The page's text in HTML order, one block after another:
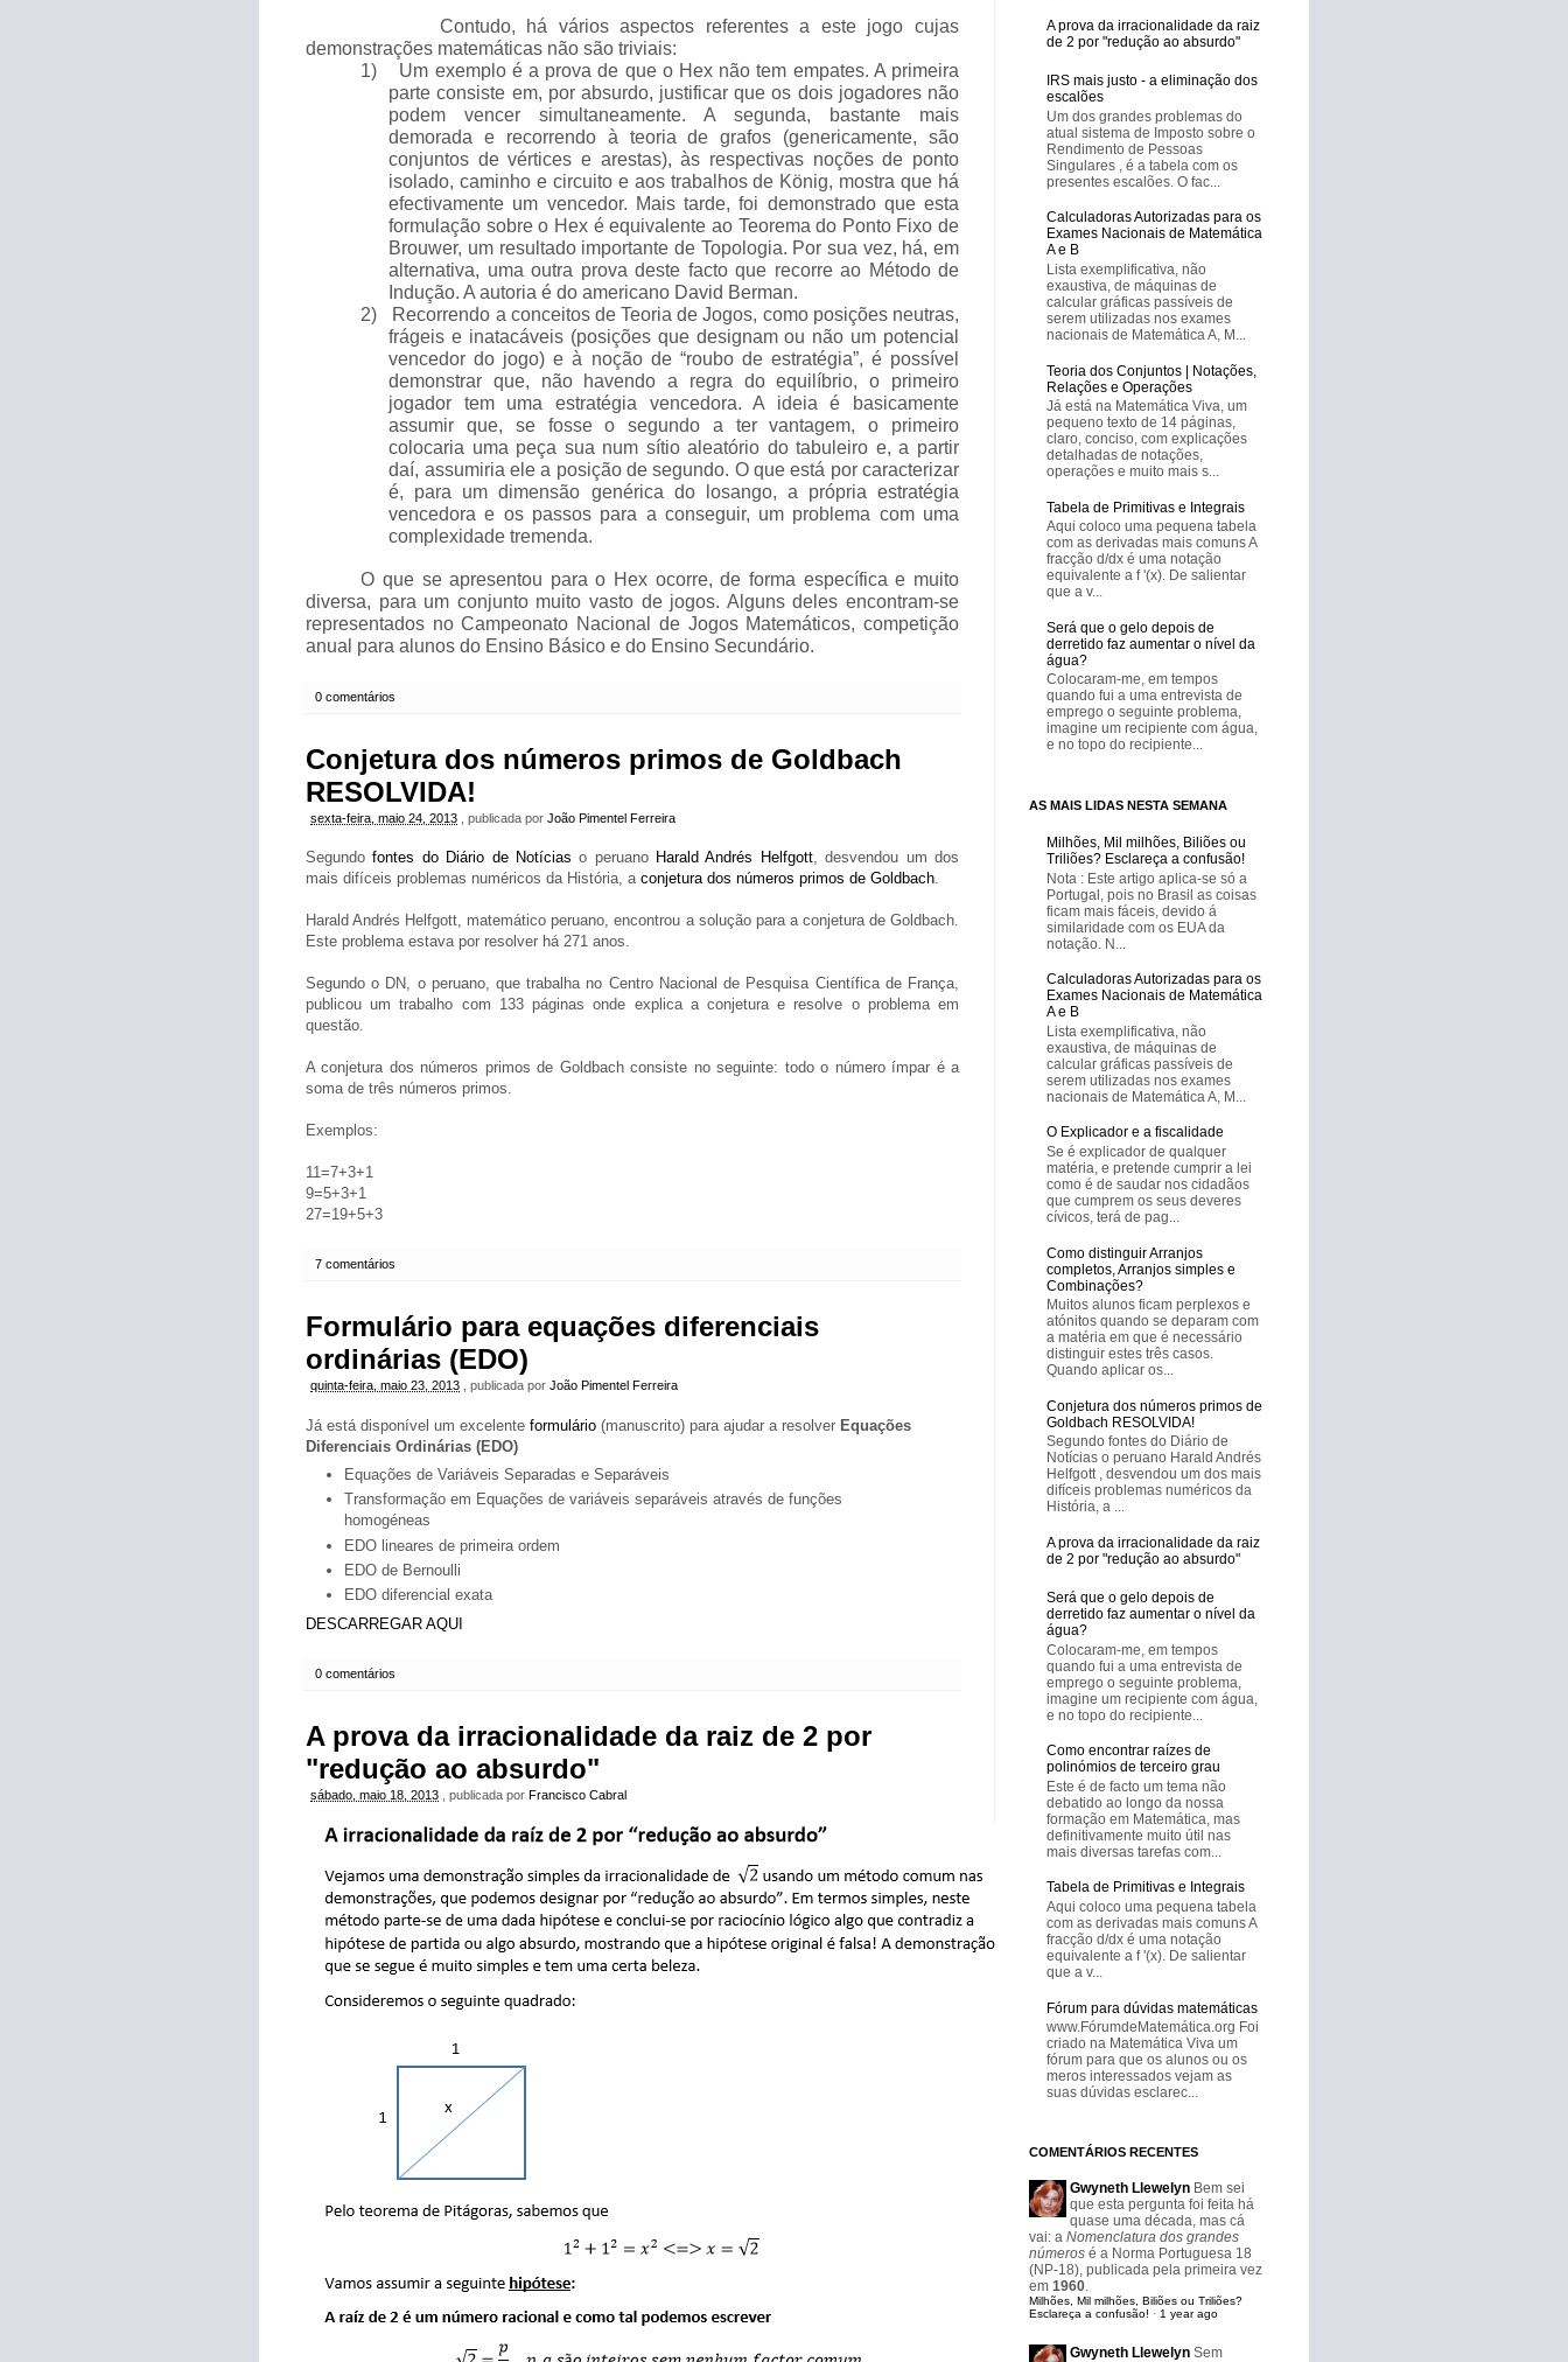
Contudo, há vários aspectos referentes a este jogo cujas
demonstrações matemáticas não são triviais:
1)
Um exemplo é a prova de que o Hex não tem empates. A primeira
parte consiste em, por absurdo, justificar que os dois jogadores não
podem vencer simultaneamente. A segunda, bastante mais
demorada e recorrendo à teoria de grafos (genericamente, são
conjuntos de vértices e arestas), às respectivas noções de ponto
isolado, caminho e circuito e aos trabalhos de König, mostra que há
efectivamente um vencedor. Mais tarde, foi demonstrado que esta
formulação sobre o Hex é equivalente ao Teorema do Ponto Fixo de
Brouwer, um resultado importante de Topologia. Por sua vez, há, em
alternativa, uma outra prova deste facto que recorre ao Método de
Indução. A autoria é do americano David Berman.
2)
Recorrendo a conceitos de Teoria de Jogos, como posições neutras,
frágeis e inatacáveis (posições que designam ou não um potencial
vencedor do jogo) e à noção de “roubo de estratégia”, é possível
demonstrar que, não havendo a regra do equilíbrio, o primeiro
jogador tem uma estratégia vencedora. A ideia é basicamente
assumir que, se fosse o segundo a ter vantagem, o primeiro
colocaria uma peça sua num sítio aleatório do tabuleiro e, a partir
daí, assumiria ele a posição de segundo. O que está por caracterizar
é, para um dimensão genérica do losango, a própria estratégia
vencedora e os passos para a conseguir, um problema com uma
complexidade tremenda.
O que se apresentou para o Hex ocorre, de forma específica e muito
diversa, para um conjunto muito vasto de jogos. Alguns deles encontram-se
representados no Campeonato Nacional de Jogos Matemáticos, competição
anual para alunos do Ensino Básico e do Ensino Secundário.
0 comentários
Conjetura dos números primos de Goldbach
RESOLVIDA!
sexta-feira, maio 24, 2013 , publicada porJoão Pimentel Ferreira
Segundofontes do Diário de Notícias o peruano Harald Andrés Helfgott, desvendou um dos
mais difíceis problemas numéricos da História, a conjetura dos números primos de Goldbach.
Harald Andrés Helfgott, matemático peruano, encontrou a solução para a conjetura de Goldbach.
Este problema estava por resolver há 271 anos.
Segundo o DN, o peruano, que trabalha no Centro Nacional de Pesquisa Científica de França,
publicou um trabalho com 133 páginas onde explica a conjetura e resolve o problema em
questão.
A conjetura dos números primos de Goldbach consiste no seguinte: todo o número ímpar é a
soma de três números primos.
Exemplos:
11=7+3+1
9=5+3+1
27=19+5+3
7 comentários
Formulário para equações diferenciais
ordinárias (EDO)
quinta-feira, maio 23, 2013 , publicada porJoão Pimentel Ferreira
Já está disponível um excelente formulário (manuscrito) para ajudar a resolver Equações
Diferenciais Ordinárias (EDO)
Equações de Variáveis Separadas e Separáveis
Transformação em Equações de variáveis separáveis através de funções
homogéneas
EDO lineares de primeira ordem
EDO de Bernoulli
EDO diferencial exata
DESCARREGAR AQUI
0 comentários
A prova da irracionalidade da raiz de 2 por
"redução ao absurdo"
sábado, maio 18, 2013 , publicada porFrancisco Cabral
A prova da irracionalidade da raiz
de 2 por "redução ao absurdo"
IRS mais justo - a eliminação dos
escalões
Um dos grandes problemas do
atual sistema de Imposto sobre o
Rendimento de Pessoas
Singulares , é a tabela com os
presentes escalões. O fac...
Calculadoras Autorizadas para os
Exames Nacionais de Matemática
A e B
Lista exemplificativa, não
exaustiva, de máquinas de
calcular gráficas passíveis de
serem utilizadas nos exames
nacionais de Matemática A, M...
Teoria dos Conjuntos | Notações,
Relações e Operações
Já está na Matemática Viva, um
pequeno texto de 14 páginas,
claro, conciso, com explicações
detalhadas de notações,
operações e muito mais s...
Tabela de Primitivas e Integrais
Aqui coloco uma pequena tabela
com as derivadas mais comuns A
fracção d/dx é uma notação
equivalente a f '(x). De salientar
que a v...
Será que o gelo depois de
derretido faz aumentar o nível da
água?
Colocaram-me, em tempos
quando fui a uma entrevista de
emprego o seguinte problema,
imagine um recipiente com água,
e no topo do recipiente...
AS MAIS LIDAS NESTA SEMANA
Milhões, Mil milhões, Biliões ou
Triliões? Esclareça a confusão!
Nota : Este artigo aplica-se só a
Portugal, pois no Brasil as coisas
ficam mais fáceis, devido á
similaridade com os EUA da
notação. N...
Calculadoras Autorizadas para os
Exames Nacionais de Matemática
A e B
Lista exemplificativa, não
exaustiva, de máquinas de
calcular gráficas passíveis de
serem utilizadas nos exames
nacionais de Matemática A, M...
O Explicador e a fiscalidade
Se é explicador de qualquer
matéria, e pretende cumprir a lei
como é de saudar nos cidadãos
que cumprem os seus deveres
cívicos, terá de pag...
Como distinguir Arranjos
completos, Arranjos simples e
Combinações?
Muitos alunos ficam perplexos e
atónitos quando se deparam com
a matéria em que é necessário
distinguir estes três casos.
Quando aplicar os...
Conjetura dos números primos de
Goldbach RESOLVIDA!
Segundo fontes do Diário de
Notícias o peruano Harald Andrés
Helfgott , desvendou um dos mais
difíceis problemas numéricos da
História, a ...
A prova da irracionalidade da raiz
de 2 por "redução ao absurdo"
Será que o gelo depois de
derretido faz aumentar o nível da
água?
Colocaram-me, em tempos
quando fui a uma entrevista de
emprego o seguinte problema,
imagine um recipiente com água,
e no topo do recipiente...
Como encontrar raízes de
polinómios de terceiro grau
Este é de facto um tema não
debatido ao longo da nossa
formação em Matemática, mas
definitivamente muito útil nas
mais diversas tarefas com...
Tabela de Primitivas e Integrais
Aqui coloco uma pequena tabela
com as derivadas mais comuns A
fracção d/dx é uma notação
equivalente a f '(x). De salientar
que a v...
Fórum para dúvidas matemáticas
www.FórumdeMatemática.org Foi
criado na Matemática Viva um
fórum para que os alunos ou os
meros interessados vejam as
suas dúvidas esclarec...
COMENTÁRIOS RECENTES
Gwyneth Llewelyn Bem sei
que esta pergunta foi feita há
quase uma década, mas cá
vai: a Nomenclatura dos grandes
números é a Norma Portuguesa 18
(NP-18), publicada pela primeira vez
em 1960.
Milhões, Mil milhões, Biliões ou Triliões?
Esclareça a confusão! · 1 year ago
Gwyneth Llewelyn Sem